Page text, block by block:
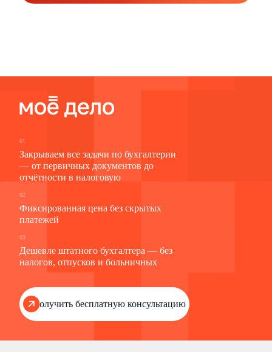
01
Закрываем все задачи по бухгалтерии
— от первичных документов до
отчётности в налоговую
02
Фиксированная цена без скрытых
платежей
03
Дешевле штатного бухгалтера — без
налогов, отпусков и больничных
Получить бесплатную консультацию